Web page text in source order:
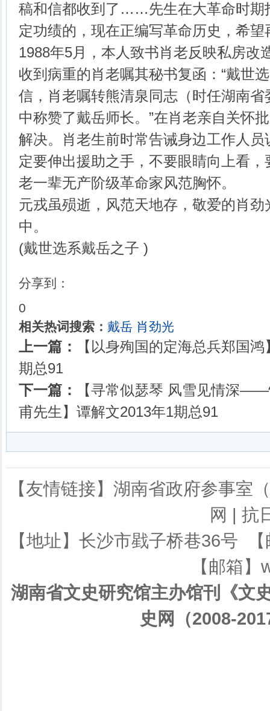
稿和信都收到了……先生在大革命时期
定功绩的，现在正编写革命历史，希望
1988年5月，本人致书肖老反映私房改
收到病重的肖老嘱其秘书复函：“戴世
信，肖老嘱转熊清泉同志（时任湖南
中称赞了戴岳师长。”在肖老亲自关怀
解决。肖老生前时常告诫身边工作人员
定要伸出援助之手，不要眼睛向上看，
老一辈无产阶级革命家风范胸怀。
元戎虽殒逝，风范天地存，敬爱的肖
中。
(戴世选系戴岳之子 )
分享到：
0
相关热词搜索： 戴岳 肖劲光
上一篇：
【以身殉国的定海总兵郑国
期总91
下一篇：
【寻常似瑟琴 风雪见情深
甫先生】谭解文2013年1期总91
【友情链接】 湖南省政府参事室
网 | 抗
【地址】长沙市戥子桥巷36号
【邮箱
湖南省文史研究馆主办馆刊《文
史网（2008-